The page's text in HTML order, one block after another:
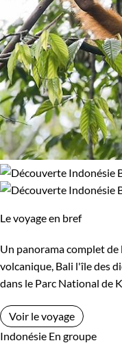
Le voyage en bref
Un panorama complet de
volcanique, Bali l'île des
dans le Parc National de
Voir le voyage
Indonésie En groupe